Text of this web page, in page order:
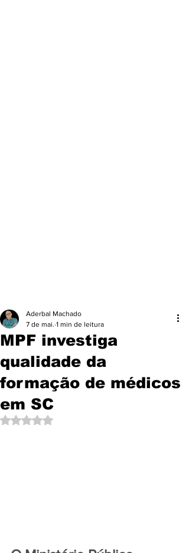
MPF investiga
qualidade da
formação de médicos
em SC
Aderbal Machado
7 de mai. 1 min de leitura
Avaliado com NaN de 5 estrelas.